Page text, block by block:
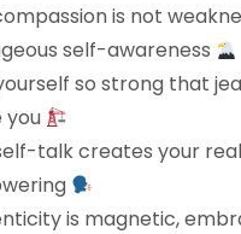
is not
self-awareness
so strong that
you
talk creates your
is magnetic,